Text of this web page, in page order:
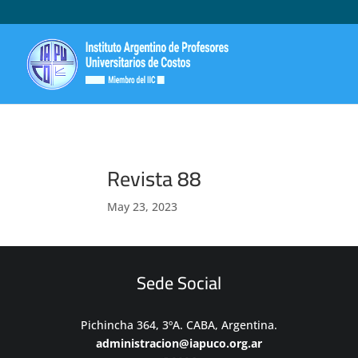
Revista 88
May 23, 2023
Sede Social
Pichincha 364, 3ºA. CABA, Argentina.
administracion@iapuco.org.ar